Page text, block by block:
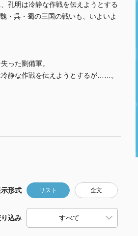
孔明は冷静な作戦を伝えようとする
呉・蜀の三国の戦いも、いよいよ
った劉備軍。
静な作戦を伝えようとするが……。
形式 リスト 全文
込み